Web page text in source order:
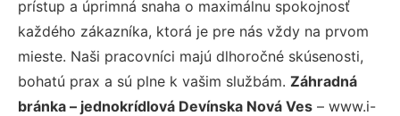
prístup a úprimná snaha o maximálnu spokojnosť
každého zákazníka, ktorá je pre nás vždy na prvom
mieste. Naši pracovníci majú dlhoročné skúsenosti,
bohatú prax a sú plne k vašim službám. Záhradná
bránka – jednokrídlová Devínska Nová Ves – www.i-